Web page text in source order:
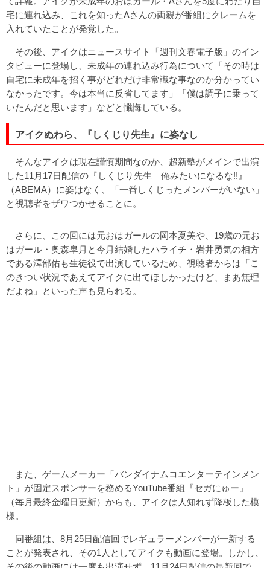
宅に連れ込み、これを知ったAさんの両親が番組にクレームを
入れていたことが発覚した。
その後、アイクはニュースサイト「週刊文春電子版」のイン
タビューに登場し、未成年の連れ込み行為について「その時は
自宅に未成年を招く事がどれだけ非常識な事なのか分かってい
なかったです。今は本当に反省してます」「僕は調子に乗って
いたんだと思います」などと懺悔している。
アイクぬわら、『しくじり先生』に姿なし
そんなアイクは現在謹慎期間なのか、超新塾がメインで出演
した11月17日配信の『しくじり先生 俺みたいになるな!!』
（ABEMA）に姿はなく、「一番しくじったメンバーがいない」
と視聴者をザワつかせることに。
さらに、この回には元おはガールの岡本夏美や、19歳の元お
はガール・奥森皐月と今月結婚したハライチ・岩井勇気の相方
である澤部佑も生徒役で出演しているため、視聴者からは「こ
のきつい状況であえてアイクに出てほしかったけど、まあ無理
だよね」といった声も見られる。
また、ゲームメーカー「バンダイナムコエンターテインメン
ト」が固定スポンサーを務めるYouTube番組『セガにゅー』
（毎月最終金曜日更新）からも、アイクは人知れず降板した模
様。
同番組は、8月25日配信回でレギュラーメンバーが一新する
ことが発表され、その1人としてアイクも動画に登場。しかし、